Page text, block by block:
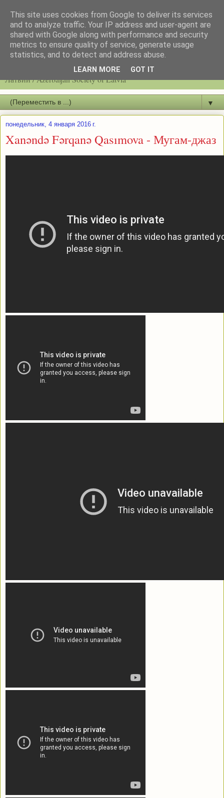
Latvijas azerbaidžāņu biedrību / Общество азербайджанцев
Латвии / Azerbaijan Society of Latvia
▼
понедельник, 4 января 2016 г.
Xanəndə Fərqanə Qasımova - Мугам-джаз
This site uses cookies from Google to deliver its services
and to analyze traffic. Your IP address and user-agent are
shared with Google along with performance and security
metrics to ensure quality of service, generate usage
statistics, and to detect and address abuse.
LEARN MORE GOT IT